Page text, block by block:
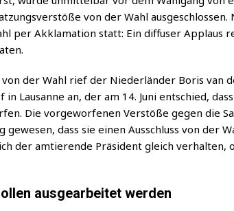
von der Wahl aus­ge­schlos­sen.
per Akkla­ma­ti­on statt: Ein dif­fu­ser Applaus
von der Wahl rief der Nie­der­län­der Boris
Lau­sanne an, der am 14. Juni ent­schied,
Die vor­ge­wor­fe­nen Ver­stö­ße gegen die
gewe­sen, dass sie einen Aus­schluss von der
der amtie­ren­de Prä­si­dent gleich
ausgearbeitet werden